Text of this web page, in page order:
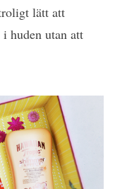
lätt att
huden utan att